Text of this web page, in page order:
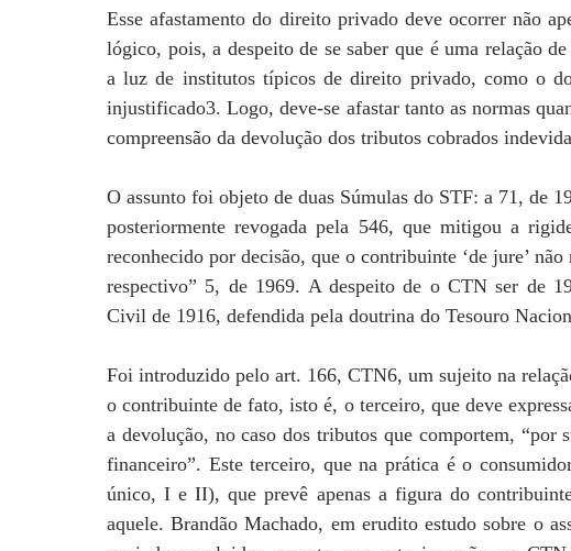
Esse afastamento do direito privado deve ocorrer não
lógico, pois, a despeito de se saber que é uma relação
a luz de institutos típicos de direito privado, como o
injustificado3. Logo, deve-se afastar tanto as normas
compreensão da devolução dos tributos cobrados
O assunto foi objeto de duas Súmulas do STF: a 71, de
posteriormente revogada pela 546, que mitigou a
reconhecido por decisão, que o contribuinte ‘de jure’
respectivo” 5, de 1969. A despeito de o CTN ser de
Civil de 1916, defendida pela doutrina do Tesouro
Foi introduzido pelo art. 166, CTN6, um sujeito na
o contribuinte de fato, isto é, o terceiro, que deve
a devolução, no caso dos tributos que comportem, “por
financeiro”. Este terceiro, que na prática é o
único, I e II), que prevê apenas a figura do
aquele. Brandão Machado, em erudito estudo sobre o